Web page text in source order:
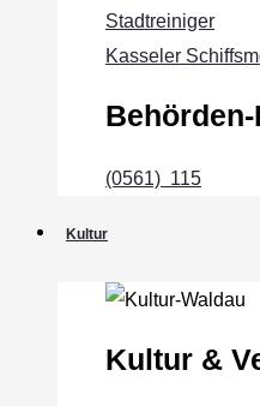
Stadtreiniger
Kasseler
(0561) 115
Kultur
Kultur &